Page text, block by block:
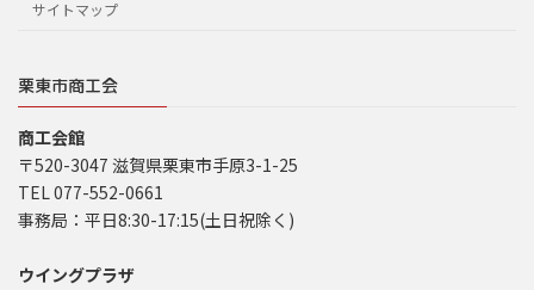
サイトマップ
栗東市商工会
商工会館
〒520-3047 滋賀県栗東市手原3-1-25
TEL 077-552-0661
事務局：平日8:30-17:15(土日祝除く)
ウイングプラザ